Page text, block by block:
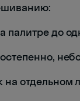
палитре до
на отдельном